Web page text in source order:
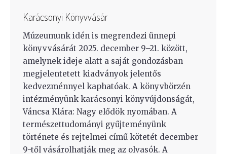
Karácsonyi Könyvvásár
Múzeumunk idén is megrendezi ünnepi
könyvvásárát 2025. december 9–21. között,
amelynek ideje alatt a saját gondozásban
megjelentetett kiadványok jelentős
kedvezménnyel kaphatóak. A könyvbörzén
intézményünk karácsonyi könyvújdonságát,
Váncsa Klára: Nagy elődök nyomában. A
természettudományi gyűjteményünk
története és rejtelmei című kötetét december
9-től vásárolhatják meg az olvasók. A